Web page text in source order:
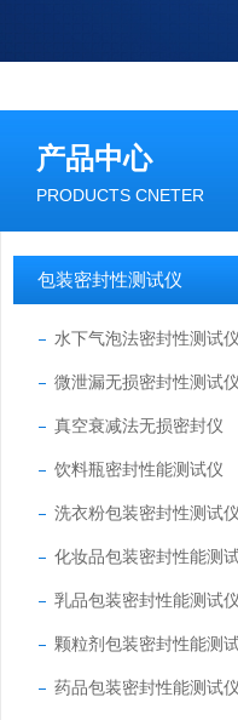
产品中心
PRODUCTS CNETER
包装密封性测试仪
水下气泡法密封性测试仪
微泄漏无损密封性测试仪
真空衰减法无损密封仪
饮料瓶密封性能测试仪
洗衣粉包装密封性测试仪
化妆品包装密封性能测
乳品包装密封性能测试仪
颗粒剂包装密封性能测
药品包装密封性能测试仪